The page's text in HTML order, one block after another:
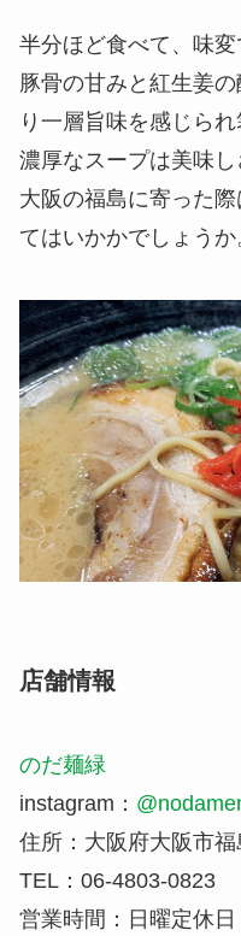
半分ほど食べて、味変
豚骨の甘みと紅生姜
り一層旨味を感じられ
濃厚なスープは美味し
大阪の福島に寄った
てはいかかでしょうか
店舗情報
のだ麺緑
instagram：
住所：大阪府大阪市
TEL：06-4803-0823
営業時間：日曜定休日